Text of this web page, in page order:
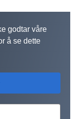
godtar våre
å se dette